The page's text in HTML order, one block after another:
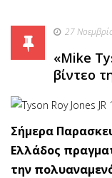
27
«Mike
βίντεο
Σήμερα
Ελλάδος
την